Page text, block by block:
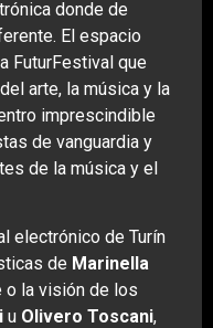
donde de
El espacio
FuturFestival que
arte, la música y la
imprescindible
de vanguardia y
de la música y el
electrónico de Turín
de Marinella
o la visión de los
u Olivero Toscani,